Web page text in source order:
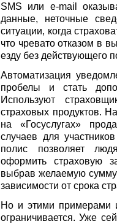
SMS или e-mail
данные, неточные
ситуации, когда
что чревато отказом в
езду без действующего
Автоматизация
пробелы и стать
Используют
страховых продуктов.
на «Госуслугах»
случаев для
полис позволяет
оформить страховую
выбрав желаемую
зависимости от срока
Но и этими примерами
ограничивается. Уже